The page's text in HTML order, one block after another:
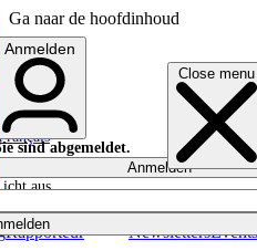
Ga naar de hoofdinhoud
Close menu
Rapporteur NewslettersEvents
English
Anmelden
sind abgemeldet.
Anmelden
aus